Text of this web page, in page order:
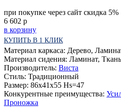
при покупке через сайт скидка 5%
6 602 р
в корзину
КУПИТЬ В 1 КЛИК
Материал каркаса: Дерево,
Материал сидения: Ламинат,
Производитель: Виста
Стиль: Традиционный
Размер: 86х41х55 Hs=47
Конкурентные преимущества:
Проножка